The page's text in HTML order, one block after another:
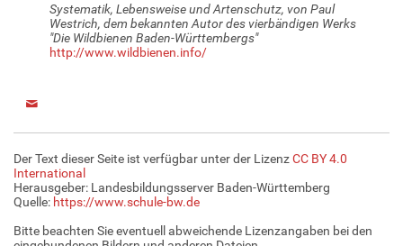
Systematik, Lebensweise und Artenschutz, von Paul
Westrich, dem bekannten Autor des vierbändigen Werks
"Die Wildbienen Baden-Württembergs"
http://www.wildbienen.info/
Der Text dieser Seite ist verfügbar unter der LizenzCC BY 4.0
International
Herausgeber: Landesbildungsserver Baden-Württemberg
Quelle: https://www.schule-bw.de
Bitte beachten Sie eventuell abweichende Lizenzangaben bei den